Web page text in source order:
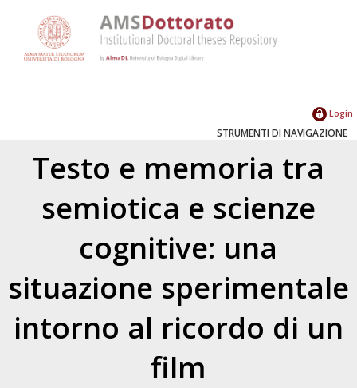
Login
STRUMENTI DI NAVIGAZIONE
Testo e memoria tra
semiotica e scienze
cognitive: una
situazione sperimentale
intorno al ricordo di un
film